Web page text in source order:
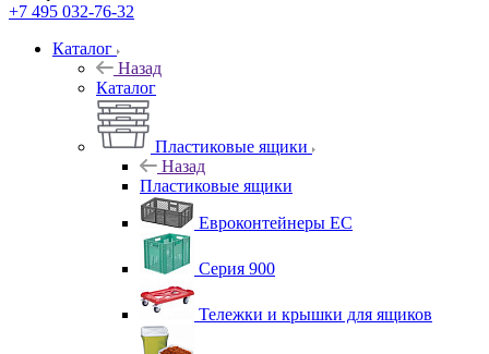
+7 495 032-76-32
Каталог
Назад
Каталог
Пластиковые ящики
Назад
Пластиковые ящики
Евроконтейнеры ЕС
Серия 900
Тележки и крышки для ящиков